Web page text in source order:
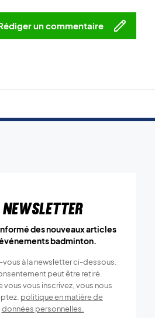
un commentaire
Newsletter
des nouveaux articles
badminton.
vous à la newsletter ci-dessous.
peut être retiré.
vous vous inscrivez, vous nous
politique en matière de
données personnelles.